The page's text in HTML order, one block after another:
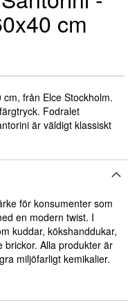
cm
från Elce Stockholm.
Fodralet
är väldigt klassiskt
för konsumenter som
en modern twist. I
kuddar, kökshanddukar,
brickor. Alla produkter är
miljöfarligt kemikalier.